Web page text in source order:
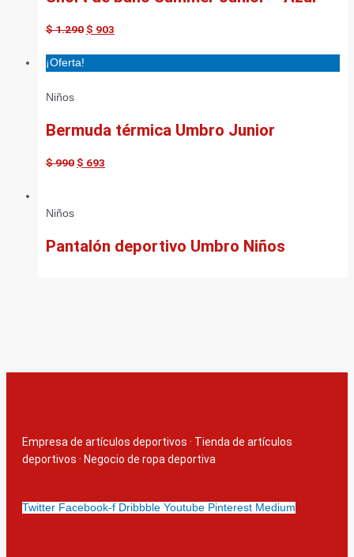
$1.290 $ 903
¡Oferta!
Niños
Bermuda térmica Umbro Junior
$990 $ 693
Niños
Pantalón deportivo Umbro Niños
Empresa de artículos deportivos · Tienda de artículos
deportivos · Negocio de ropa deportiva
Twitter Facebook-f Dribbble Youtube Pinterest Medium